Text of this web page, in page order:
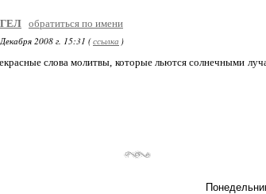
обратиться по имени
2008 г. 15:31 (ссылка )
слова молитвы, которые льются солнечными